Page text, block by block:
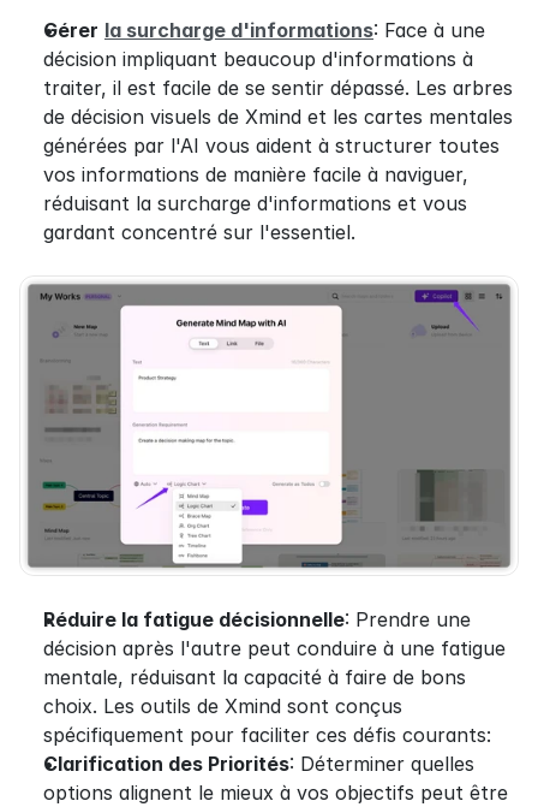
Gérer la surcharge d'informations: Face à une
décision impliquant beaucoup d'informations à
traiter, il est facile de se sentir dépassé. Les arbres
de décision visuels de Xmind et les cartes mentales
générées par l'AI vous aident à structurer toutes
vos informations de manière facile à naviguer,
réduisant la surcharge d'informations et vous
gardant concentré sur l'essentiel.
Réduire la fatigue décisionnelle: Prendre une
décision après l'autre peut conduire à une fatigue
mentale, réduisant la capacité à faire de bons
choix. Les outils de Xmind sont conçus
spécifiquement pour faciliter ces défis courants:
Clarification des Priorités: Déterminer quelles
options alignent le mieux à vos objectifs peut être